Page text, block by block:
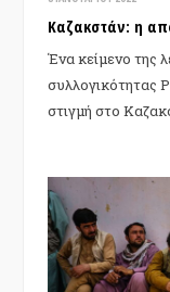
Καζακστάν: η
Ένα κείμενο της
συλλογικότητας
στιγμή στο